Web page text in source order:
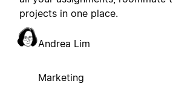
projects in one place.
Andrea Lim
Marketing